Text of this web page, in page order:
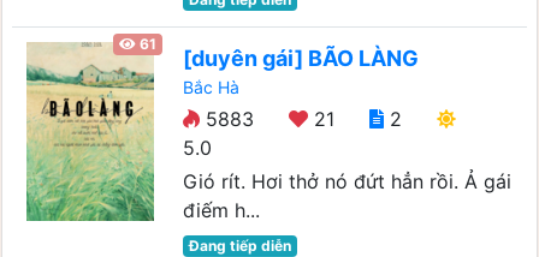
61
[duyên gái] BÃO LÀNG
Bắc Hà
5883 21
2
5.0
Gió rít. Hơi thở nó đứt hẳn rồi. Ả gái
điếm h...
Đang tiếp diễn